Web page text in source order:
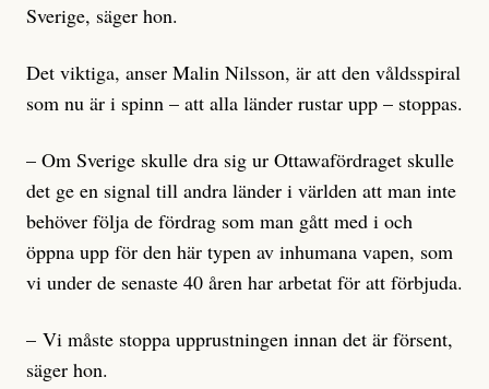
Sverige, säger hon.
Det viktiga, anser Malin Nilsson, är att den våldsspiral
som nu är i spinn – att alla länder rustar upp – stoppas.
– Om Sverige skulle dra sig ur Ottawafördraget skulle
det ge en signal till andra länder i världen att man inte
behöver följa de fördrag som man gått med i och
öppna upp för den här typen av inhumana vapen, som
vi under de senaste 40 åren har arbetat för att förbjuda.
– Vi måste stoppa upprustningen innan det är försent,
säger hon.